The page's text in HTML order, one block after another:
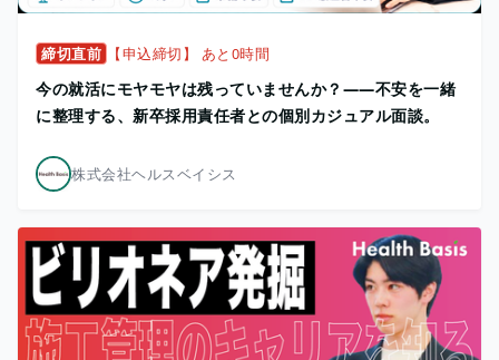
締切直前 【申込締切】 あと0時間
今の就活にモヤモヤは残っていませんか？——不安を一緒
に整理する、新卒採用責任者との個別カジュアル面談。
株式会社ヘルスベイシス